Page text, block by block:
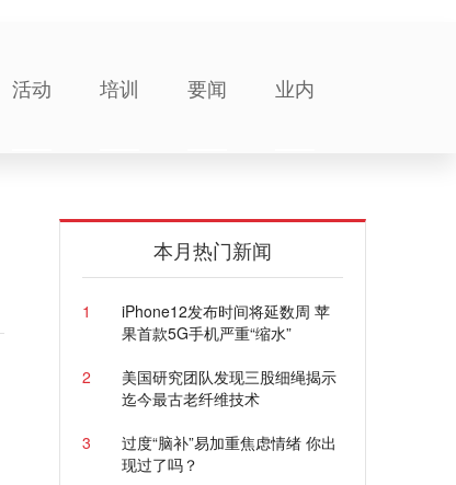
活动 培训 要闻 业内
本月热门新闻
1
iPhone12发布时间将延数周 苹
果首款5G手机严重“缩水”
2
美国研究团队发现三股细绳揭示
迄今最古老纤维技术
3
过度“脑补”易加重焦虑情绪 你出
现过了吗？